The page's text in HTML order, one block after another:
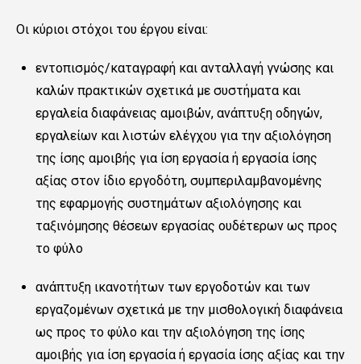
Οι κύριοι στόχοι του έργου είναι:
εντοπισμός/καταγραφή και ανταλλαγή γνώσης και
καλών πρακτικών σχετικά με συστήματα και
εργαλεία διαφάνειας αμοιβών, ανάπτυξη οδηγών,
εργαλείων και λιστών ελέγχου για την αξιολόγηση
της ίσης αμοιβής για ίση εργασία ή εργασία ίσης
αξίας στον ίδιο εργοδότη, συμπεριλαμβανομένης
της εφαρμογής συστημάτων αξιολόγησης και
ταξινόμησης θέσεων εργασίας ουδέτερων ως προς
το φύλο
ανάπτυξη ικανοτήτων των εργοδοτών και των
εργαζομένων σχετικά με την μισθολογική διαφάνεια
ως προς το φύλο και την αξιολόγηση της ίσης
αμοιβής για ίση εργασία ή εργασία ίσης αξίας και την